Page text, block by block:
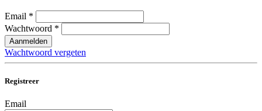
Email *
Wachtwoord *
Aanmelden
Wachtwoord vergeten
Registreer
Email